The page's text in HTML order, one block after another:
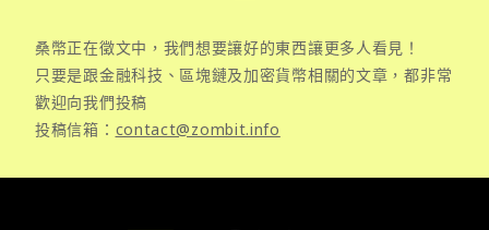
桑幣正在徵文中，我們想要讓好的東西讓更多人看見！
只要是跟金融科技、區塊鏈及加密貨幣相關的文章，都非常
歡迎向我們投稿
投稿信箱： contact@zombit.info